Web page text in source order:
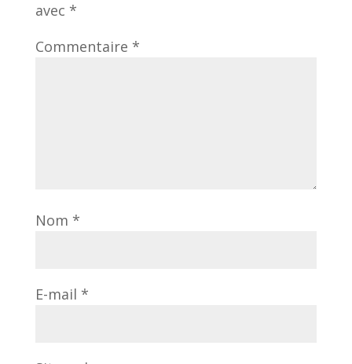
avec *
Commentaire *
Nom *
E-mail *